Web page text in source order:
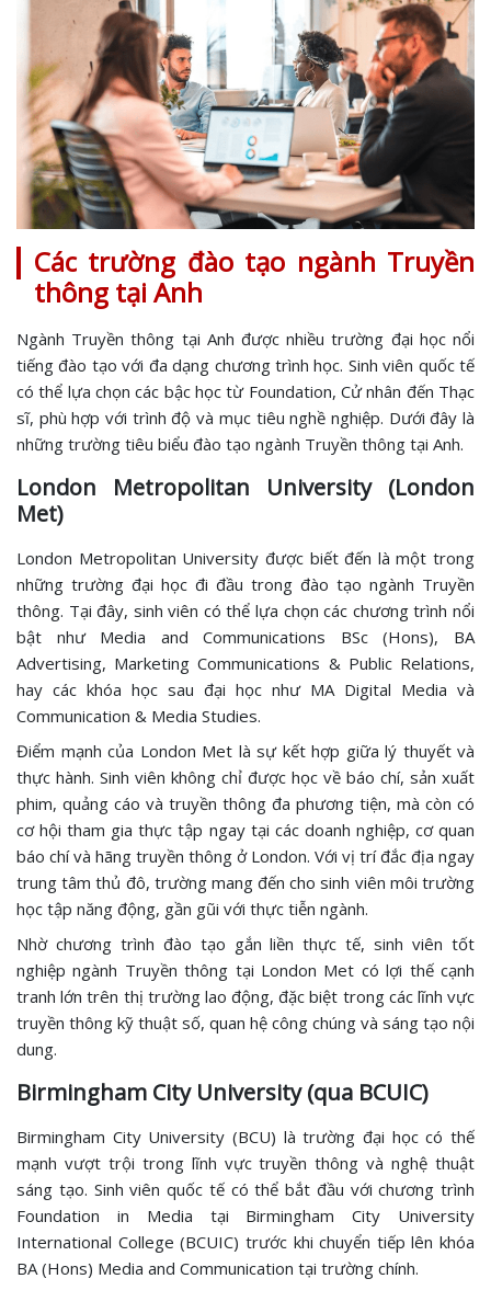
Các trường đào tạo ngành Truyền
thông tại Anh
Ngành Truyền thông tại Anh được nhiều trường đại học nổi
tiếng đào tạo với đa dạng chương trình học. Sinh viên quốc tế
có thể lựa chọn các bậc học từ Foundation, Cử nhân đến Thạc
sĩ, phù hợp với trình độ và mục tiêu nghề nghiệp. Dưới đây là
những trường tiêu biểu đào tạo ngành Truyền thông tại Anh.
London Metropolitan University (London
Met)
London Metropolitan University được biết đến là một trong
những trường đại học đi đầu trong đào tạo ngành Truyền
thông. Tại đây, sinh viên có thể lựa chọn các chương trình nổi
bật như Media and Communications BSc (Hons), BA
Advertising, Marketing Communications & Public Relations,
hay các khóa học sau đại học như MA Digital Media và
Communication & Media Studies.
Điểm mạnh của London Met là sự kết hợp giữa lý thuyết và
thực hành. Sinh viên không chỉ được học về báo chí, sản xuất
phim, quảng cáo và truyền thông đa phương tiện, mà còn có
cơ hội tham gia thực tập ngay tại các doanh nghiệp, cơ quan
báo chí và hãng truyền thông ở London. Với vị trí đắc địa ngay
trung tâm thủ đô, trường mang đến cho sinh viên môi trường
học tập năng động, gần gũi với thực tiễn ngành.
Nhờ chương trình đào tạo gắn liền thực tế, sinh viên tốt
nghiệp ngành Truyền thông tại London Met có lợi thế cạnh
tranh lớn trên thị trường lao động, đặc biệt trong các lĩnh vực
truyền thông kỹ thuật số, quan hệ công chúng và sáng tạo nội
dung.
Birmingham City University (qua BCUIC)
Birmingham City University (BCU) là trường đại học có thế
mạnh vượt trội trong lĩnh vực truyền thông và nghệ thuật
sáng tạo. Sinh viên quốc tế có thể bắt đầu với chương trình
Foundation in Media tại Birmingham City University
International College (BCUIC) trước khi chuyển tiếp lên khóa
BA (Hons) Media and Communication tại trường chính.